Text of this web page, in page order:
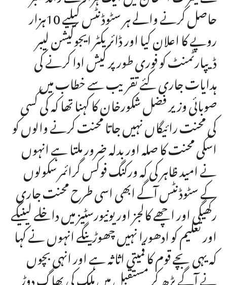
حاصل کرنے والے ہر سٹوڈنٹس کیلیے 10ہزار
روپے کا اعلان کیا اور ڈائریکٹر ایجوکیشن لیبر
ڈیپارٹمنٹ کو فوری طور پر کیش ادا کرنے کی
ہدایات جاری کئے تقریب سے خطاب میں
صوبائی وزیر فضل شکورخان کا کہنا تھا کہ کی کسی
کی محنت رائیگاں نہیں جاتا محنت کرنے والوں کو
اسکی محنت کا صلہ اور بدلہ ضرور ملتا ہے انہوں
نے امید ظاہر کی کہ ورکنگ فوکس گرائمر سکولوں
کے سٹوڈنٹس آگے ابھی اسی طرح محنت جاری
رکھیگی اور اچھے کالجز اور یونیورسٹیز میں داخلے لینیگے
اور تعلیم کو ادھورا نہیں چھوڑینگے انہوں نے کہا
کہ یہی بچے قوم کا قمیتی اثاثہ ہے اور انہی بچوں
نے آگے بڑھ کر مستقبل میں ملک کی بھاگ دوڑ